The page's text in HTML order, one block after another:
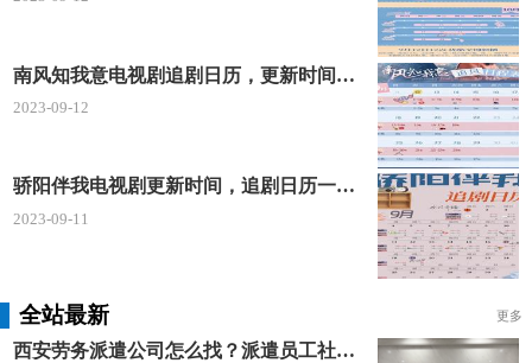
办理地点：深圳市龙华区梅龙大道2283号国鸿大
厦A座龙华区行政服务大厅一楼综合窗口
办公电话：0755-23332000
办公时间：周一至周五，上午9：00至下午18：0
0(法定节假日除外)
位置指引：(一) 公交车 1. 区办事大厅站 M287路
M337路 M212路 B731路 K302路 2. 清湖小学站 794
路 302路 624路 M372路 B654路 B648路 M339路 (二)
地铁 1. 清湖地铁站 A出口往前走约600米，在第二个
南风知我意电视剧追剧日历，更新时间一览表
2023-09-12
骄阳伴我电视剧更新时间，追剧日历一览表
2023-09-11
全站最新 更多
西安劳务派遣公司怎么找？派遣员工社保如何合规缴？空间无限 23 年专业沉淀给出答案